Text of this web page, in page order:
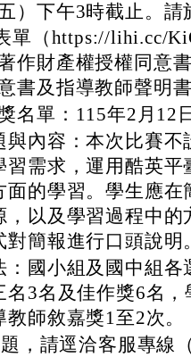
五）下午3時截止。
單（https://lihi.cc/
作財產權授權同意
書及指導教師聲明
名單：115年2月12
與內容：本次比賽
習需求，運用酷英
面的學習。學生應
，以及學習過程中
對簡報進行口頭說明
：國小組及國中組
名3名及佳作獎6名
師敘嘉獎1至2次。
，請逕洽客服專線